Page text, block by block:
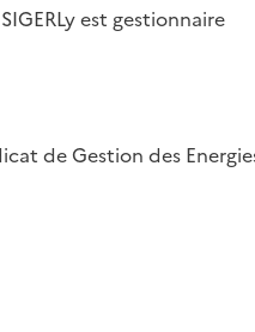
est gestionnaire
de Gestion des